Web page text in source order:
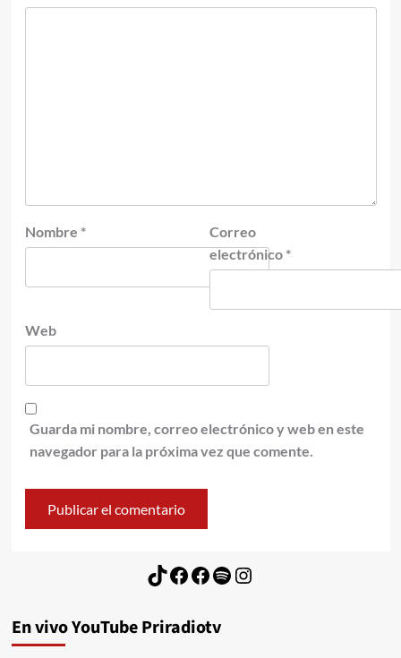
Nombre *
Correo
electrónico *
Web
Guarda mi nombre, correo electrónico y web en este
navegador para la próxima vez que comente.
TikTok
Facebook
Facebook
Spotify
Instagram
En vivo YouTube Priradiotv